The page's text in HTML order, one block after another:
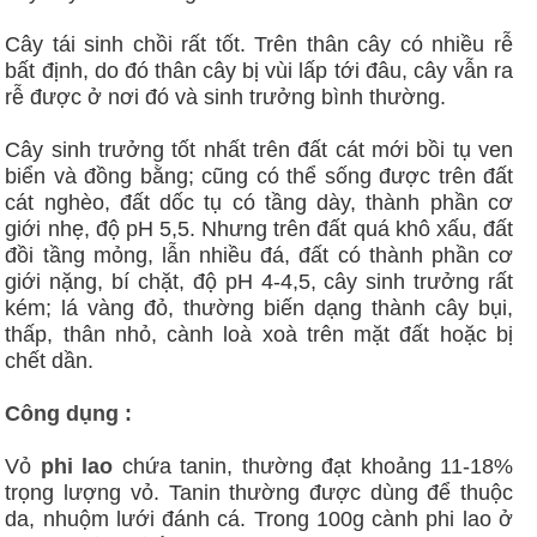
Cây tái sinh chồi rất tốt. Trên thân cây có nhiều rễ
bất định, do đó thân cây bị vùi lấp tới đâu, cây vẫn ra
rễ được ở nơi đó và sinh trưởng bình thường.
Cây sinh trưởng tốt nhất trên đất cát mới bồi tụ ven
biển và đồng bằng; cũng có thể sống được trên đất
cát nghèo, đất dốc tụ có tầng dày, thành phần cơ
giới nhẹ, độ pH 5,5. Nhưng trên đất quá khô xấu, đất
đồi tầng mỏng, lẫn nhiều đá, đất có thành phần cơ
giới nặng, bí chặt, độ pH 4-4,5, cây sinh trưởng rất
kém; lá vàng đỏ, thường biến dạng thành cây bụi,
thấp, thân nhỏ, cành loà xoà trên mặt đất hoặc bị
chết dần.
Công dụng :
Vỏ phi lao chứa tanin, thường đạt khoảng 11-18%
trọng lượng vỏ. Tanin thường được dùng để thuộc
da, nhuộm lưới đánh cá. Trong 100g cành phi lao ở